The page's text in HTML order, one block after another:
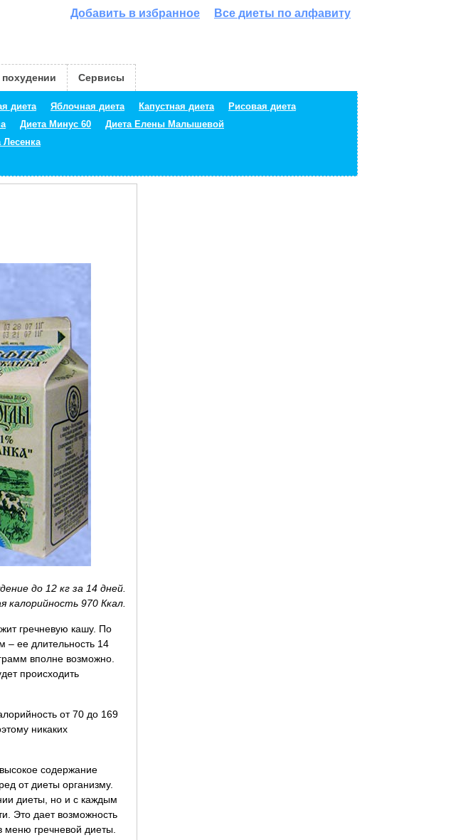
Все диеты по алфавиту
Добавить в избранное
диета Яблочная диета Капустная диета
Рисовая диета
Диета Минус 60
Диета Елены Малышевой
Лесенка
Сервисы
до 12 кг за 14 дней.
калорийность 970 Ккал.
гречневую кашу. По
– ее длительность 14
вполне возможно.
происходить
от 70 до 169
никаких
содержание
от диеты организму.
диеты, но и с каждым
Это дает возможность
меню гречневой диеты.